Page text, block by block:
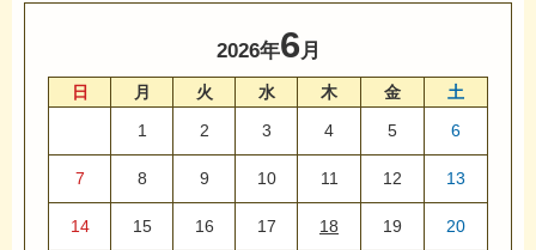
2026年6 月
日 月 火 水 木 金
土
1
2 3 4 5 6
7 8 9 10 11 12 13
14 15 16 17 18 19 20